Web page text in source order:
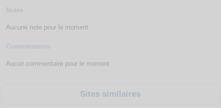
Notes
Aucune note pour le moment
Commentaires
Aucun commentaire pour le moment
Sites similaires